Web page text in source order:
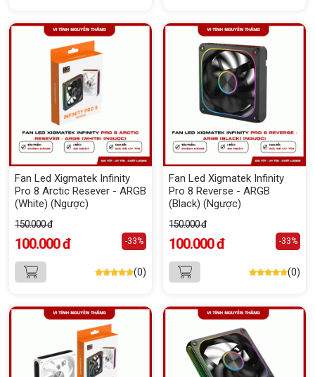
Fan Led Xigmatek Infinity
Pro 8 Arctic Resever - ARGB
(White) (Ngược)
150.000 đ
100.000 đ -33%
(0)
Fan Led Xigmatek Infinity
Pro 8 Reverse - ARGB
(Black) (Ngược)
150.000 đ
100.000 đ -33%
(0)